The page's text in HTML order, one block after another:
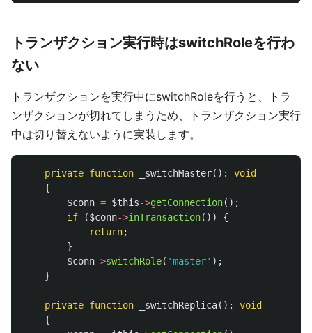
トランザクション実行時はswitchRoleを行わ
ない
トランザクションを実行中にswitchRoleを行うと、トラ
ンザクションが切れてしまうため、トランザクション実行
中は切り替えないように実装します。
private function _switchMaster():
void
{
$conn = $this->getConnection();
if
($conn->inTransaction())
{
return;
}
$conn->switchRole( 'master' );
}
private function _switchReplica():
void
{